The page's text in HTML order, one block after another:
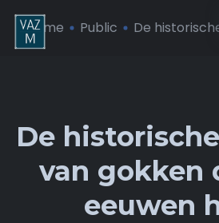
Home Public De
De
van gokken
eeuwen